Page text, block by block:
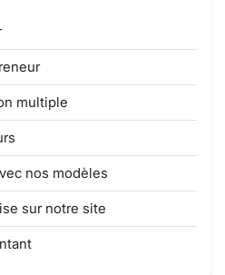
multiple
nos modèles
sur notre site